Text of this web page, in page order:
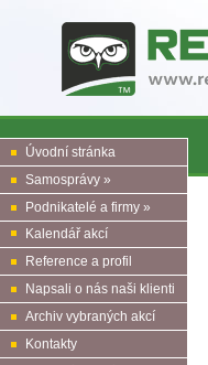
Úvodní stránka
Samosprávy »
Podnikatelé a firmy »
Kalendář akcí
Reference a profil
Napsali o nás naši klienti
Archiv vybraných akcí
Kontakty